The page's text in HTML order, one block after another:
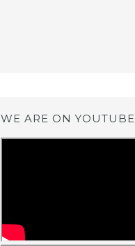
WE ARE ON YOUTUBE